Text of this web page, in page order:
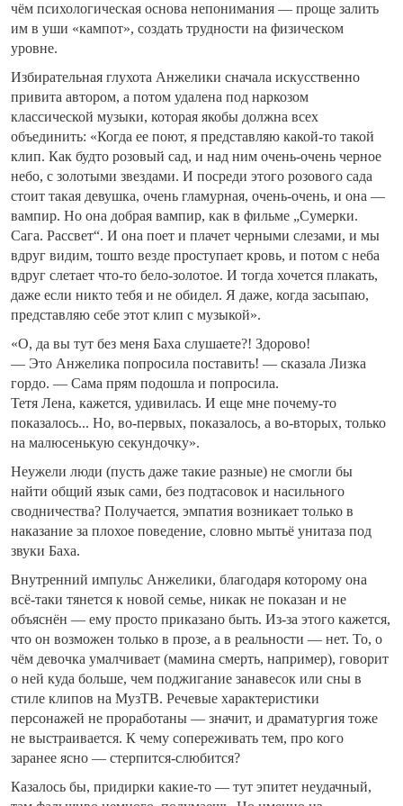
чём психологическая основа непонимания — проще залить
им в уши «кампот», создать трудности на физическом
уровне.
Избирательная глухота Анжелики сначала искусственно
привита автором, а потом удалена под наркозом
классической музыки, которая якобы должна всех
объединить: «Когда ее поют, я представляю какой-то такой
клип. Как будто розовый сад, и над ним очень-очень черное
небо, с золотыми звездами. И посреди этого розового сада
стоит такая девушка, очень гламурная, очень-очень, и она —
вампир. Но она добрая вампир, как в фильме „Сумерки.
Сага. Рассвет“. И она поет и плачет черными слезами, и мы
вдруг видим, тошто везде проступает кровь, и потом с неба
вдруг слетает что-то бело-золотое. И тогда хочется плакать,
даже если никто тебя и не обидел. Я даже, когда засыпаю,
представляю себе этот клип с музыкой».
«О, да вы тут без меня Баха слушаете?! Здорово!
— Это Анжелика попросила поставить! — сказала Лизка
гордо. — Сама прям подошла и попросила.
Тетя Лена, кажется, удивилась. И еще мне почему-то
показалось... Но, во-первых, показалось, а во-вторых, только
на малюсенькую секундочку».
Неужели люди (пусть даже такие разные) не смогли бы
найти общий язык сами, без подтасовок и насильного
сводничества? Получается, эмпатия возникает только в
наказание за плохое поведение, словно мытьё унитаза под
звуки Баха.
Внутренний импульс Анжелики, благодаря которому она
всё-таки тянется к новой семье, никак не показан и не
объяснён — ему просто приказано быть. Из-за этого кажется,
что он возможен только в прозе, а в реальности — нет. То, о
чём девочка умалчивает (мамина смерть, например), говорит
о ней куда больше, чем поджигание занавесок или сны в
стиле клипов на МузТВ. Речевые характеристики
персонажей не проработаны — значит, и драматургия тоже
не выстраивается. К чему сопереживать тем, про кого
заранее ясно — стерпится-слюбится?
Казалось бы, придирки какие-то — тут эпитет неудачный,